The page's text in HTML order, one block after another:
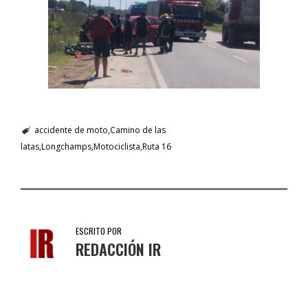
accidente de moto Camino de las
latasLongchampsMotociclista Ruta 16
ESCRITO POR
REDACCIÓN IR